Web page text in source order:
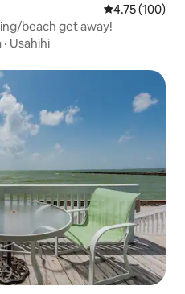
Ukadiriaji wa
4.75 (100)
beach get away!
· Usahihi